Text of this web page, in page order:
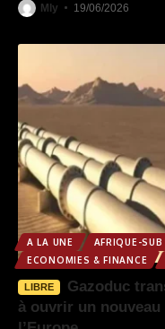
Mly 19/06/2026
A LA UNE AFRIQUE-SUB
ECONOMIES & FINANCE
LIBRE
Gazoduc
à ouvrir un